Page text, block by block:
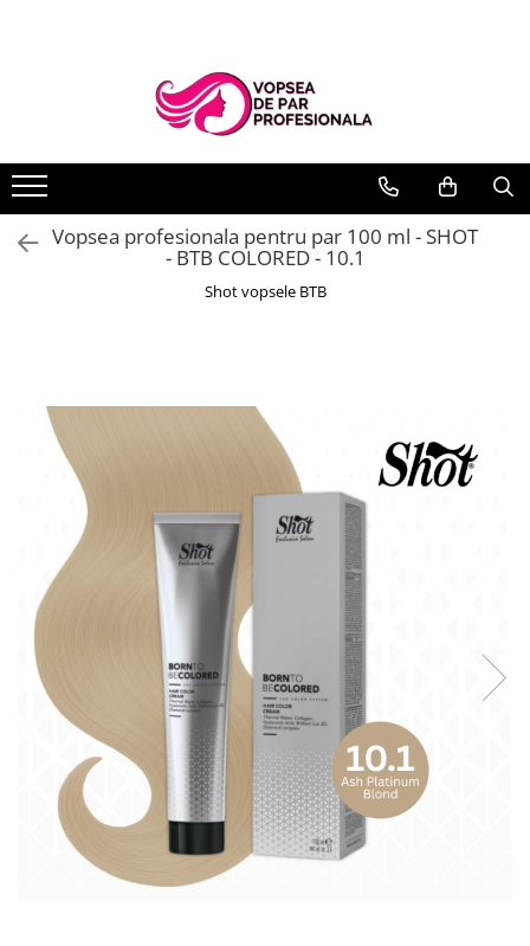
SHOT
Vopsea profesionala pentru par 100 ml - SHOT
- BTB COLORED - 10.1
Shot vopsele BTB